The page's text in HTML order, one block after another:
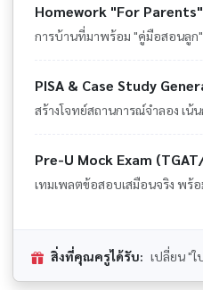
Homework "For
การบ้านที่มาพร้อม "คู่มือสอนลู
PISA & Case Study
สร้างโจทย์สถานการณ์จำลอง เน้
Pre-U Mock Exam
เทมเพลตข้อสอบเสมือนจริง พร้
สิ่งที่คุณครูได้รับ: เปลี่ยน "